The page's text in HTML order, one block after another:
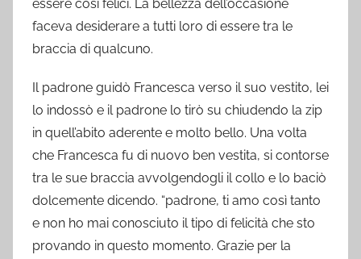
essere così felici. La bellezza dell’occasione
faceva desiderare a tutti loro di essere tra le
braccia di qualcuno.
Il padrone guidò Francesca verso il suo vestito, lei
lo indossò e il padrone lo tirò su chiudendo la zip
in quell’abito aderente e molto bello. Una volta
che Francesca fu di nuovo ben vestita, si contorse
tra le sue braccia avvolgendogli il collo e lo baciò
dolcemente dicendo. “padrone, ti amo così tanto
e non ho mai conosciuto il tipo di felicità che sto
provando in questo momento. Grazie per la